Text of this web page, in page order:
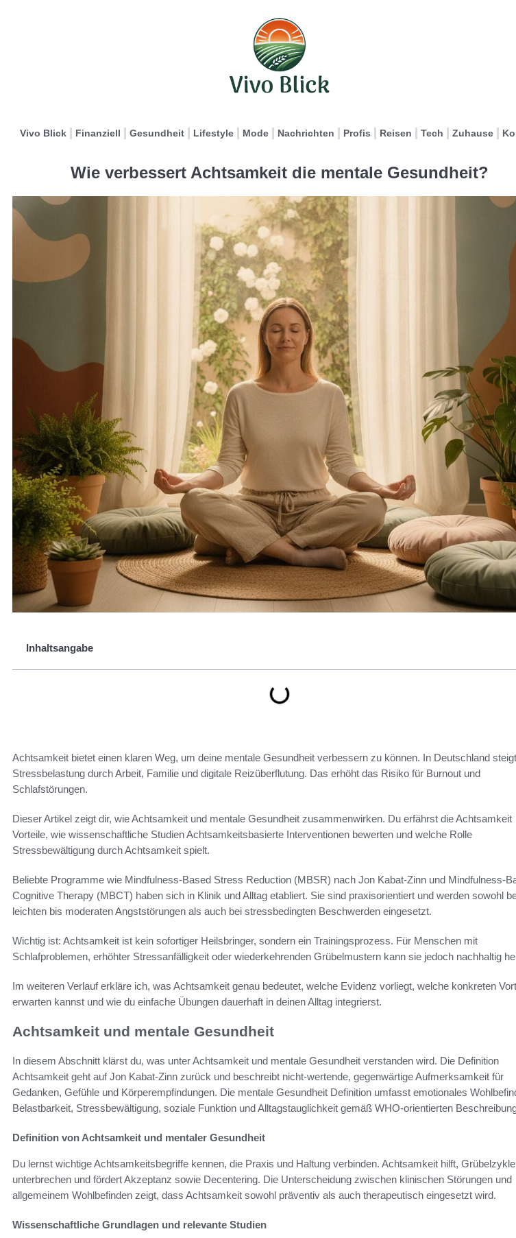
Vivo Blick Finanziell Gesundheit Lifestyle Mode Nachrichten Profis Reisen Tech Zuhause
Wie verbessert Achtsamkeit die mentale Gesundheit?
Inhaltsangabe
Achtsamkeit bietet einen klaren Weg, um deine mentale Gesundheit verbessern zu können. In Deutschland
Stressbelastung durch Arbeit, Familie und digitale Reizüberflutung. Das erhöht das Risiko für Burnout und
Schlafstörungen.
Dieser Artikel zeigt dir, wie Achtsamkeit und mentale Gesundheit zusammenwirken. Du erfährst die Achtsamkeit
Vorteile, wie wissenschaftliche Studien Achtsamkeitsbasierte Interventionen bewerten und welche Rolle
Stressbewältigung durch Achtsamkeit spielt.
Beliebte Programme wie Mindfulness-Based Stress Reduction (MBSR) nach Jon Kabat-Zinn und Mindfulness-
Cognitive Therapy (MBCT) haben sich in Klinik und Alltag etabliert. Sie sind praxisorientiert und werden sowohl
leichten bis moderaten Angststörungen als auch bei stressbedingten Beschwerden eingesetzt.
Wichtig ist: Achtsamkeit ist kein sofortiger Heilsbringer, sondern ein Trainingsprozess. Für Menschen mit
Schlafproblemen, erhöhter Stressanfälligkeit oder wiederkehrenden Grübelmustern kann sie jedoch nachhaltig
Im weiteren Verlauf erkläre ich, was Achtsamkeit genau bedeutet, welche Evidenz vorliegt, welche konkreten
erwarten kannst und wie du einfache Übungen dauerhaft in deinen Alltag integrierst.
Achtsamkeit und mentale Gesundheit
In diesem Abschnitt klärst du, was unter Achtsamkeit und mentale Gesundheit verstanden wird. Die Definition
Achtsamkeit geht auf Jon Kabat-Zinn zurück und beschreibt nicht-wertende, gegenwärtige Aufmerksamkeit für
Gedanken, Gefühle und Körperempfindungen. Die mentale Gesundheit Definition umfasst emotionales
Belastbarkeit, Stressbewältigung, soziale Funktion und Alltagstauglichkeit gemäß WHO-orientierten
Definition von Achtsamkeit und mentaler Gesundheit
Du lernst wichtige Achtsamkeitsbegriffe kennen, die Praxis und Haltung verbinden. Achtsamkeit hilft,
unterbrechen und fördert Akzeptanz sowie Decentering. Die Unterscheidung zwischen klinischen Störungen und
allgemeinem Wohlbefinden zeigt, dass Achtsamkeit sowohl präventiv als auch therapeutisch eingesetzt wird.
Wissenschaftliche Grundlagen und relevante Studien